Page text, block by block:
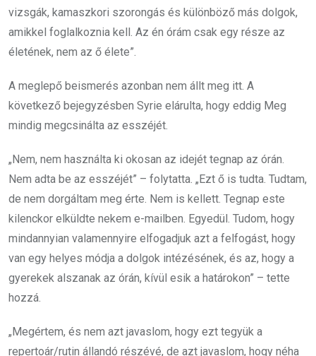
vizsgák, kamaszkori szorongás és különböző más dolgok,
amikkel foglalkoznia kell. Az én órám csak egy része az
életének, nem az ő élete”.
A meglepő beismerés azonban nem állt meg itt. A
következő bejegyzésben Syrie elárulta, hogy eddig Meg
mindig megcsinálta az esszéjét.
„Nem, nem használta ki okosan az idejét tegnap az órán.
Nem adta be az esszéjét” – folytatta. „Ezt ő is tudta. Tudtam,
de nem dorgáltam meg érte. Nem is kellett. Tegnap este
kilenckor elküldte nekem e-mailben. Egyedül. Tudom, hogy
mindannyian valamennyire elfogadjuk azt a felfogást, hogy
van egy helyes módja a dolgok intézésének, és az, hogy a
gyerekek alszanak az órán, kívül esik a határokon” – tette
hozzá.
„Megértem, és nem azt javaslom, hogy ezt tegyük a
repertoár/rutin állandó részévé, de azt javaslom, hogy néha